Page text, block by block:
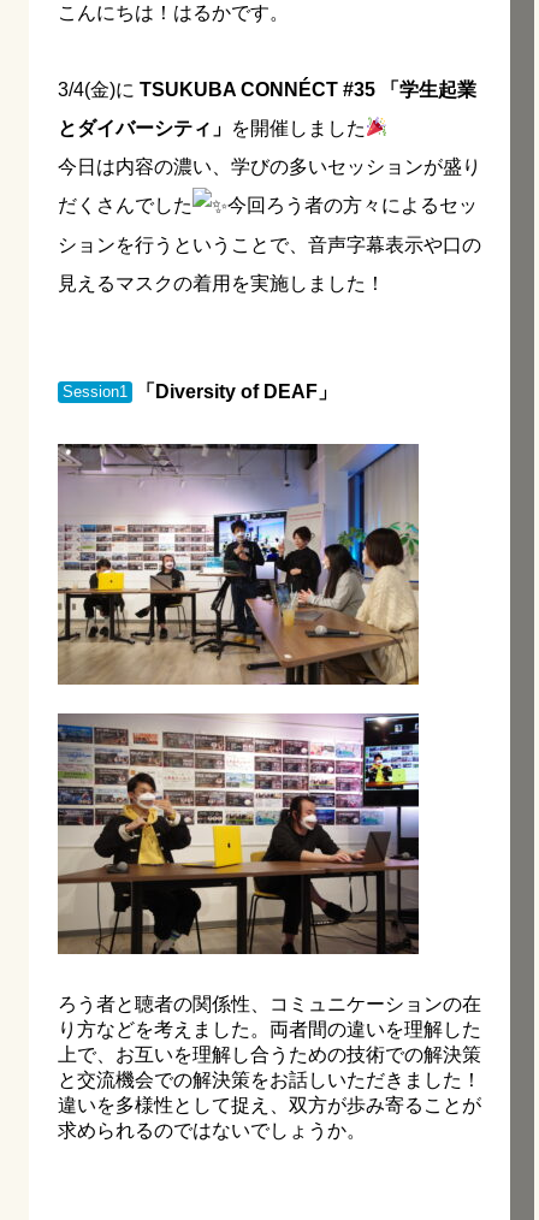
こんにちは！はるかです。
3/4(金)に TSUKUBA CONNÉCT #35 「学生起業
とダイバーシティ」 を開催しました
今日は内容の濃い、学びの多いセッションが盛り
だくさんでした
今回ろう者の方々によるセッ
ションを行うということで、音声字幕表示や口の
見えるマスクの着用を実施しました！
Session1 「Diversity of DEAF」
ろう者と聴者の関係性、コミュニケーションの在
り方などを考えました。両者間の違いを理解した
上で、お互いを理解し合うための技術での解決策
と交流機会での解決策をお話しいただきました！
違いを多様性として捉え、双方が歩み寄ることが
求められるのではないでしょうか。